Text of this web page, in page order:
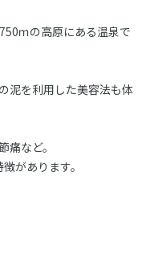
ｍの高原にある温泉で
泥を利用した美容法も体
など。
があります。